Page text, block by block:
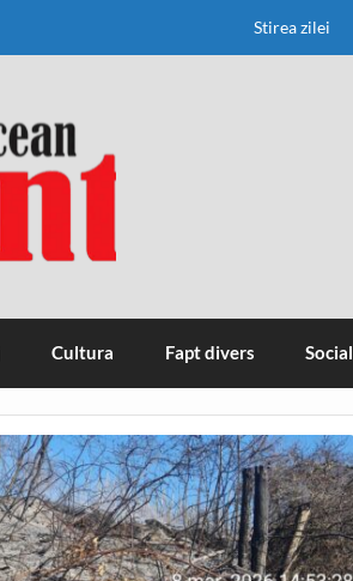
Stirea zilei
Cultura Fapt divers Social